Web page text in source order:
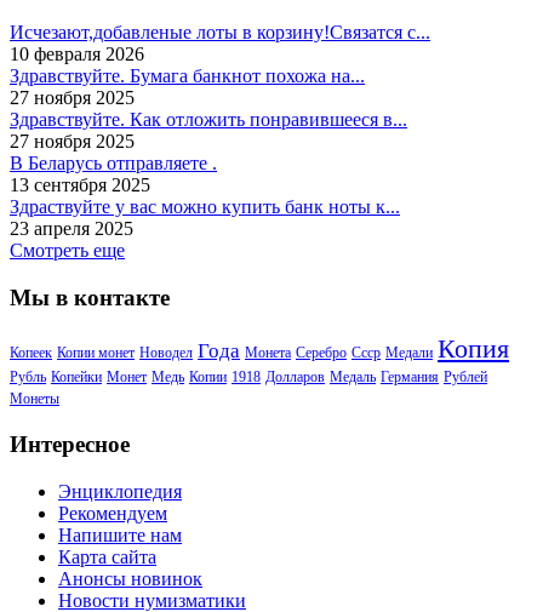
Исчезают,добавленые лоты в корзину!Связатся с...
10 февраля 2026
Здравствуйте. Бумага банкнот похожа на...
27 ноября 2025
Здравствуйте. Как отложить понравившееся в...
27 ноября 2025
В Беларусь отправляете .
13 сентября 2025
Здраствуйте у вас можно купить банк ноты к...
23 апреля 2025
Смотреть еще
Мы в контакте
Копеек Копии монет Новодел Года Монета Серебро Ссср Медали Копия
Рубль Копейки Монет Медь Копии 1918 Долларов Медаль Германия Рублей
Монеты
Интересное
Энциклопедия
Рекомендуем
Напишите нам
Карта сайта
Анонсы новинок
Новости нумизматики